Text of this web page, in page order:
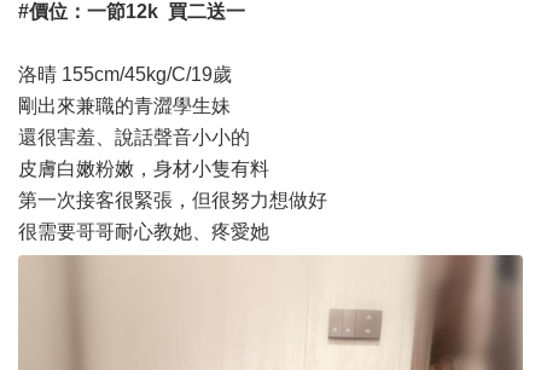
#價位：一節12k 買二送一
洛晴 155cm/45kg/C/19歲
剛出來兼職的青澀學生妹
還很害羞、說話聲音小小的
皮膚白嫩粉嫩，身材小隻有料
第一次接客很緊張，但很努力想做好
很需要哥哥耐心教她、疼愛她